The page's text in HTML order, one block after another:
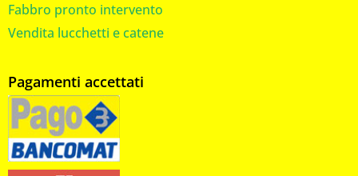
Fabbro pronto intervento
Vendita lucchetti e catene
Pagamenti accettati